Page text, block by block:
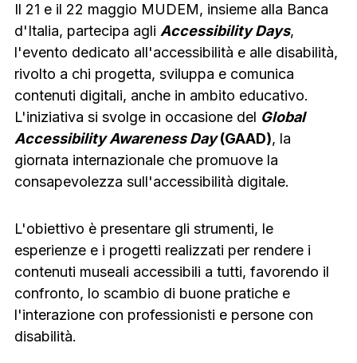
Il 21 e il 22 maggio MUDEM, insieme alla Banca
d'Italia, partecipa agli Accessibility Days,
l'evento dedicato all'accessibilità e alle disabilità,
rivolto a chi progetta, sviluppa e comunica
contenuti digitali, anche in ambito educativo.
L'iniziativa si svolge in occasione del Global
Accessibility Awareness Day(GAAD), la
giornata internazionale che promuove la
consapevolezza sull'accessibilità digitale.
L'obiettivo è presentare gli strumenti, le
esperienze e i progetti realizzati per rendere i
contenuti museali accessibili a tutti, favorendo il
confronto, lo scambio di buone pratiche e
l'interazione con professionisti e persone con
disabilità.